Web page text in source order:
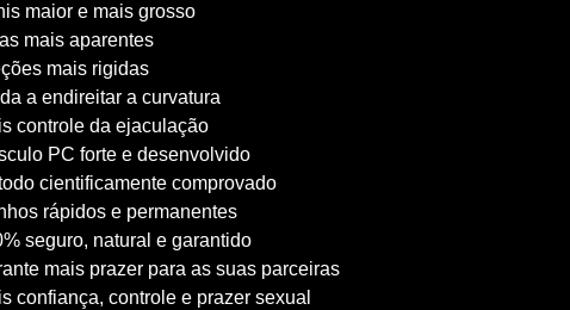
maior e mais grosso
mais aparentes
mais rigidas
a endireitar a curvatura
controle da ejaculação
PC forte e desenvolvido
cientificamente comprovado
rápidos e permanentes
seguro, natural e garantido
mais prazer para as suas parceiras
confiança, controle e prazer sexual